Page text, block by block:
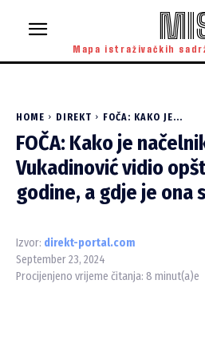
Mapa istraživačkih
HOME DIREKT FOČA: KAKO JE...
FOČA: Kako je
Vukadinović vidio
godine, a gdje je ona
Izvor: direkt-portal.com
September 23, 2024
Procijenjeno vrijeme čitanja: 8 minut(a)e